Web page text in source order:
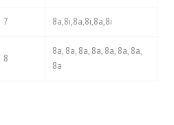
7 8a,8i,8a,8i,8a,8i
8
8a, 8a, 8a, 8a, 8a, 8a, 8a,
8a